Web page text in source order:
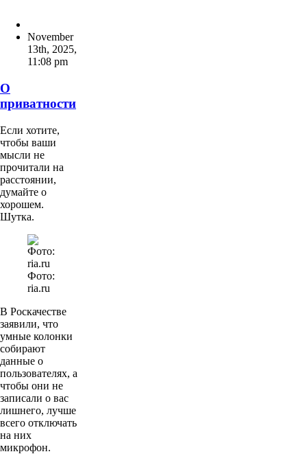
November
13th, 2025,
11:08 pm
О
приватности
Если хотите,
чтобы ваши
мысли не
прочитали на
расстоянии,
думайте о
хорошем.
Шутка.
Фото:
ria.ru
В Роскачестве
заявили, что
умные колонки
собирают
данные о
пользователях, а
чтобы они не
записали о вас
лишнего, лучше
всего отключать
на них
микрофон.